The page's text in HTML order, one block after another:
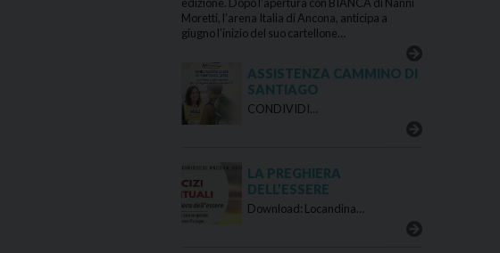
Moretti, l’arena Italia di Ancona, anticipa a
giugno l’inizio del suo cartellone…
ASSISTENZA CAMMINO DI
SANTIAGO
CONDIVIDI…
LA PREGHIERA
DELL’ESSERE
Download: Locandina…